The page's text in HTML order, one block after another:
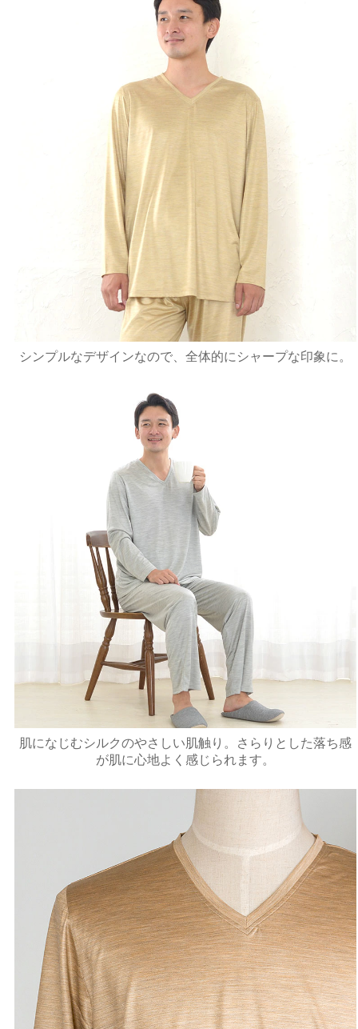
シンプルなデザインなので、全体的にシャープな印象に。
肌になじむシルクのやさしい肌触り。さらりとした落ち感
が肌に心地よく感じられます。